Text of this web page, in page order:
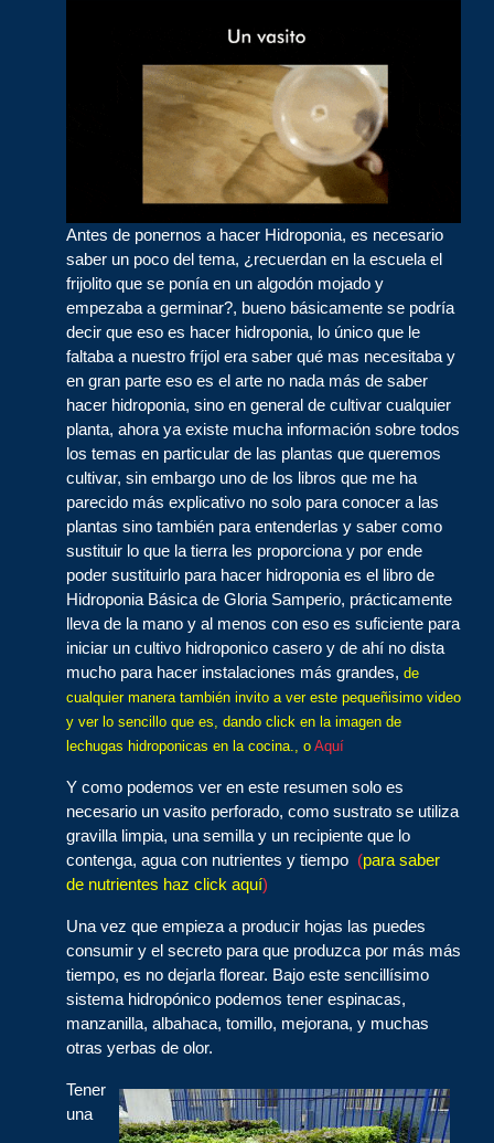
Antes de ponernos a hacer Hidroponia, es necesario
saber un poco del tema, ¿recuerdan en la escuela el
frijolito que se ponía en un algodón mojado y
empezaba a germinar?, bueno básicamente se podría
decir que eso es hacer hidroponia, lo único que le
faltaba a nuestro fríjol era saber qué mas necesitaba y
en gran parte eso es el arte no nada más de saber
hacer hidroponia, sino en general de cultivar cualquier
planta, ahora ya existe mucha información sobre todos
los temas en particular de las plantas que queremos
cultivar, sin embargo uno de los libros que me ha
parecido más explicativo no solo para conocer a las
plantas sino también para entenderlas y saber como
sustituir lo que la tierra les proporciona y por ende
poder sustituirlo para hacer hidroponia es el libro de
Hidroponia Básica de Gloria Samperio, prácticamente
lleva de la mano y al menos con eso es suficiente para
iniciar un cultivo hidroponico casero y de ahí no dista
mucho para hacer instalaciones más grandes, de
cualquier manera también invito a ver este pequeñisimo video
y ver lo sencillo que es, dando click en la imagen de
lechugas hidroponicas en la cocina., o Aquí
Y como podemos ver en este resumen solo es
necesario un vasito perforado, como sustrato se utiliza
gravilla limpia, una semilla y un recipiente que lo
contenga, agua con nutrientes y tiempo (para saber
de nutrientes haz click aquí)
Una vez que empieza a producir hojas las puedes
consumir y el secreto para que produzca por más más
tiempo, es no dejarla florear. Bajo este sencillísimo
sistema hidropónico podemos tener espinacas,
manzanilla, albahaca, tomillo, mejorana, y muchas
otras yerbas de olor.
Tener
una